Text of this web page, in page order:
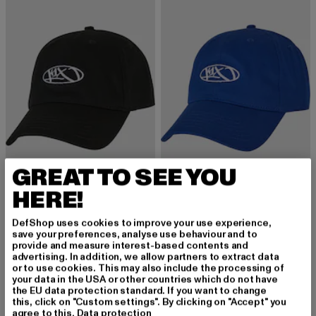
K1X
Badge Sports
219,64 kr
Nuvarande pris: 219,64 kr
289 krKampanjpris: 289 kr
Badge Sports
208,08 kr
Nuvarande pris: 208,08 kr
289 krKampanjpris: 289
-24% -47%
GREAT TO SEE YOU
HERE!
DefShop uses cookies to improve your use experience,
save your preferences, analyse use behaviour and to
provide and measure interest-based contents and
advertising. In addition, we allow partners to extract data
or to use cookies. This may also include the processing of
your data in the USA or other countries which do not have
the EU data protection standard. If you want to change
this, click on "Custom settings". By clicking on "Accept" you
agree to this. Data protection